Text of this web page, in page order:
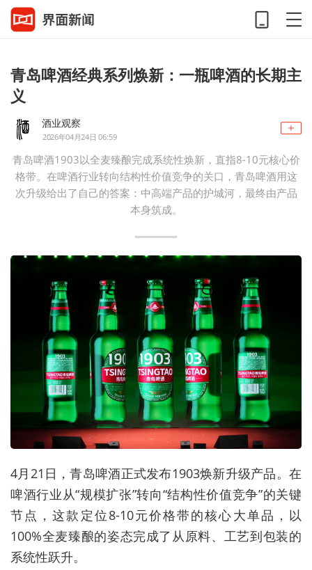
青岛啤酒经典系列焕新：一瓶啤酒的长期主
义
酒业观察
2026年04月24日 06:59
青岛啤酒1903以全麦臻酿完成系统性焕新，直指8-10元核心价
格带。在啤酒行业转向结构性价值竞争的关口，青岛啤酒用这
次升级给出了自己的答案：中高端产品的护城河，最终由产品
本身筑成。
4月21日，青岛啤酒正式发布1903焕新升级产品。在
啤酒行业从“规模扩张”转向“结构性价值竞争”的关键
节点，这款定位8-10元价格带的核心大单品，以
100%全麦臻酿的姿态完成了从原料、工艺到包装的
系统性跃升。